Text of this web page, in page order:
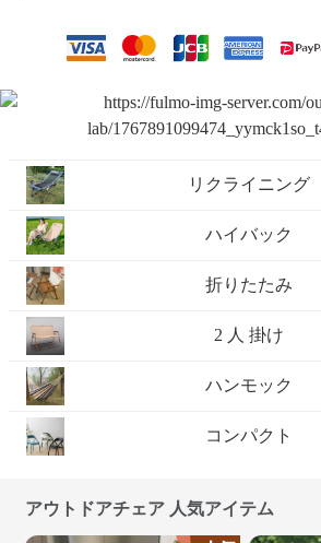
リクライニング
ハイバック
折りたたみ
2 人 掛け
ハンモック
コンパクト
アウトドアチェア 人気アイテム